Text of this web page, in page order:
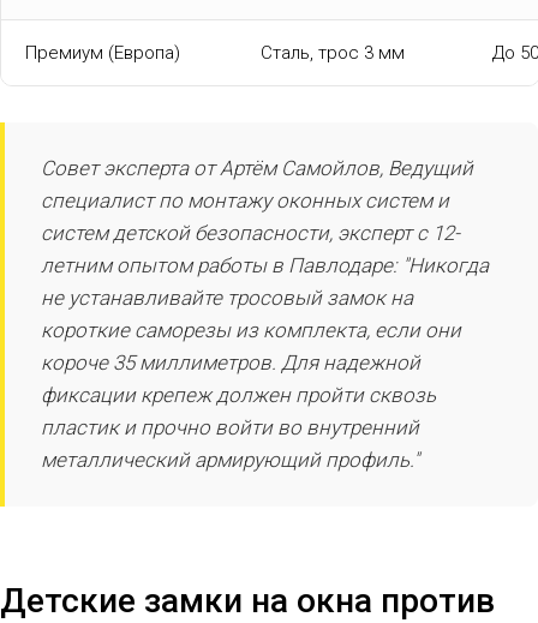
Премиум (Европа) Сталь, трос 3 мм До
Совет эксперта от Артём Самойлов, Ведущий
специалист по монтажу оконных систем и
систем детской безопасности, эксперт с 12-
летним опытом работы в Павлодаре: "Никогда
не устанавливайте тросовый замок на
короткие саморезы из комплекта, если они
короче 35 миллиметров. Для надежной
фиксации крепеж должен пройти сквозь
пластик и прочно войти во внутренний
металлический армирующий профиль."
Детские замки на окна против